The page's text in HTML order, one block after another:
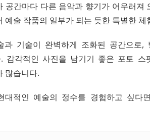
공간마다 다른 음악과 향기가 어우러
예술 작품의 일부가 되는 듯한 특별한 체
과 기술이 완벽하게 조화된 공간으로
. 감각적인 사진을 남기기 좋은 포토
많습니다.
대적인 예술의 정수를 경험하고 싶다